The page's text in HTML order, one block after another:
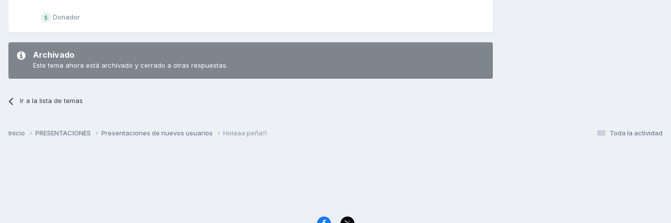
Donador
Archivado
Este tema ahora está archivado y cerrado a otras respuestas.
Ir a la lista de temas
Toda la actividad
Inicio PRESENTACIONES Presentaciones de nuevos usuarios Holaaa peña!!